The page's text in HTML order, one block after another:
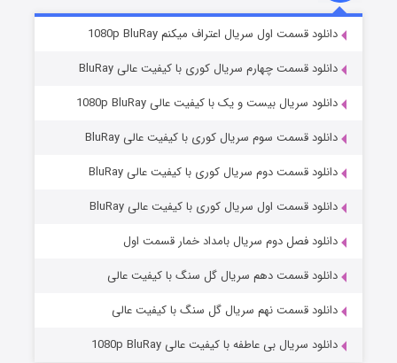
قسمت2 (زیرنویس) منتشر شد
مردگان متحرک: شهر مرده ۳
قسمت2 (زیرنویس) منتشر شد
دانلود قسمت اول سریال اعتراف میکنم 1080p BluRay
دانلود قسمت چهارم سریال کوری با کیفیت عالی BluRay
دانلود سریال بیست و یک با کیفیت عالی 1080p BluRay
دانلود قسمت سوم سریال کوری با کیفیت عالی BluRay
دانلود قسمت دوم سریال کوری با کیفیت عالی BluRay
دانلود قسمت اول سریال کوری با کیفیت عالی BluRay
دانلود فصل دوم سریال بامداد خمار قسمت اول
دانلود قسمت دهم سریال گل سنگ با کیفیت عالی
دانلود قسمت نهم سریال گل سنگ با کیفیت عالی
دانلود سریال بی عاطفه با کیفیت عالی 1080p BluRay